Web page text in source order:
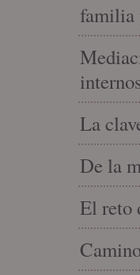
familia
La
De la
El reto